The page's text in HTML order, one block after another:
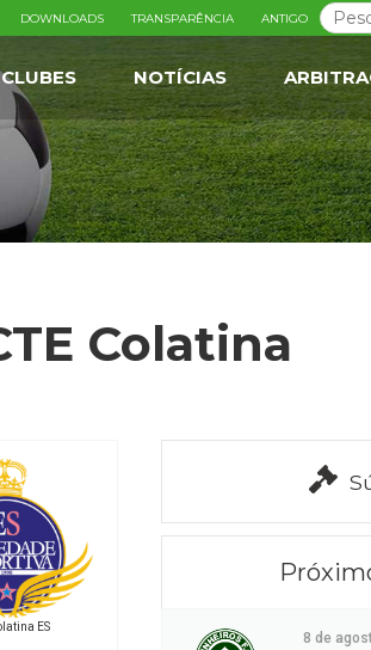
por:
DOWNLOADS TRANSPARÊNCIA ANTIGO
CLUBES NOTÍCIAS
Colatina
ES
8 de